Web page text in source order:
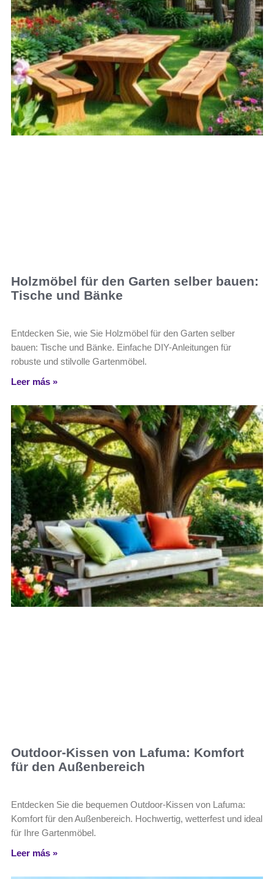
Holzmöbel für den Garten selber bauen:
Tische und Bänke
Entdecken Sie, wie Sie Holzmöbel für den Garten selber
bauen: Tische und Bänke. Einfache DIY-Anleitungen für
robuste und stilvolle Gartenmöbel.
Leer más »
Outdoor-Kissen von Lafuma: Komfort
für den Außenbereich
Entdecken Sie die bequemen Outdoor-Kissen von Lafuma:
Komfort für den Außenbereich. Hochwertig, wetterfest und ideal
für Ihre Gartenmöbel.
Leer más »